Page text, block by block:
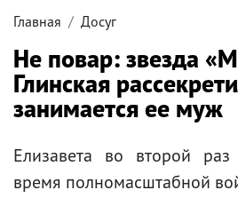
Главная Досуг
Не повар: звезда
Глинская
занимается ее муж
Елизавета во второй
время полномасштабной